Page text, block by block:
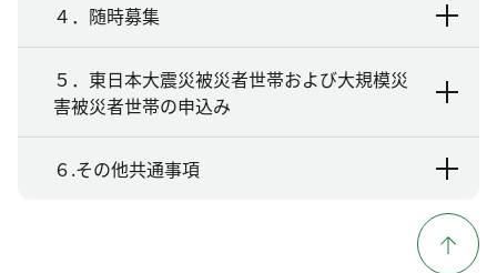
４．随時募集
５．東日本大震災被災者世帯および大規模災
害被災者世帯の申込み
６.その他共通事項